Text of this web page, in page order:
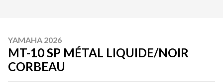
YAMAHA 2026
MT-10 SP MÉTAL LIQUIDE/NOIR
CORBEAU